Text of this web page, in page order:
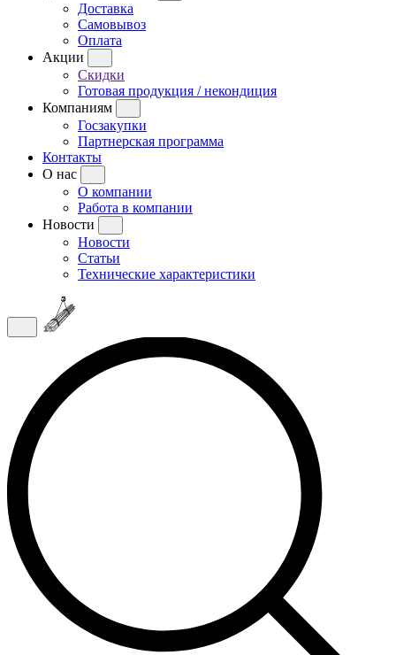
Доставка
Самовывоз
Оплата
Акции
Скидки
Готовая продукция / некондиция
Компаниям
Госзакупки
Партнерская программа
Контакты
О нас
О компании
Работа в компании
Новости
Новости
Статьи
Технические характеристики